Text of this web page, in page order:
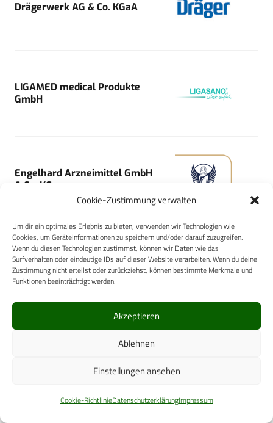
Cookie-Zustimmung verwalten
Um dir ein optimales Erlebnis zu bieten, verwenden wir Technologien wie
Cookies, um Geräteinformationen zu speichern und/oder darauf zuzugreifen.
Wenn du diesen Technologien zustimmst, können wir Daten wie das
Surfverhalten oder eindeutige IDs auf dieser Website verarbeiten. Wenn du deine
Zustimmung nicht erteilst oder zurückziehst, können bestimmte Merkmale und
Funktionen beeinträchtigt werden.
Akzeptieren
Ablehnen
Einstellungen ansehen
Cookie-RichtlinieDatenschutzerklärungImpressum
Drägerwerk AG & Co. KGaA
LIGAMED medical Produkte
GmbH
Engelhard Arzneimittel GmbH
& Co. KG
IVF HARTMANN AG